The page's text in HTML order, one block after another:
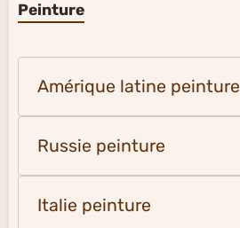
Peinture
Amérique latine peinture
Russie peinture
Italie peinture